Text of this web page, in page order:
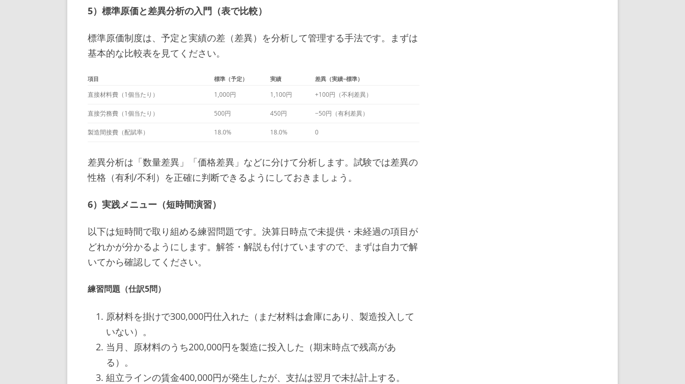
5）標準原価と差異分析の入門（表で比較）
標準原価制度は、予定と実績の差（差異）を分析して管理する手法です。まずは
基本的な比較表を見てください。
項目 標準（予定） 実績 差異（実績−標準）
直接材料費（1個当たり） 1,000円 1,100円 +100円（不利差異）
直接労務費（1個当たり） 500円 450円 −50円（有利差異）
製造間接費（配賦率） 18.0% 18.0% 0
差異分析は「数量差異」「価格差異」などに分けて分析します。試験では差異の
性格（有利/不利）を正確に判断できるようにしておきましょう。
6）実践メニュー（短時間演習）
以下は短時間で取り組める練習問題です。決算日時点で未提供・未経過の項目が
どれかが分かるようにします。解答・解説も付けていますので、まずは自力で解
いてから確認してください。
練習問題（仕訳5問）
原材料を掛けで300,000円仕入れた（まだ材料は倉庫にあり、製造投入して
いない）。
当月、原材料のうち200,000円を製造に投入した（期末時点で残高があ
る）。
組立ラインの賃金400,000円が発生したが、支払は翌月で未払計上する。